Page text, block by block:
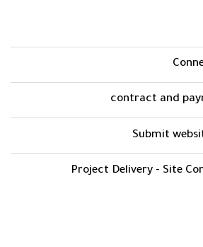
contract and
Submit
Project Delivery - Site